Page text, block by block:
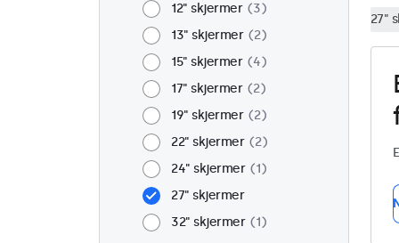
12" skjermer
3
13" skjermer
2
15" skjermer
4
17" skjermer
2
19" skjermer
2
22" skjermer
2
24" skjermer
1
27" skjermer
32" skjermer
1
27"